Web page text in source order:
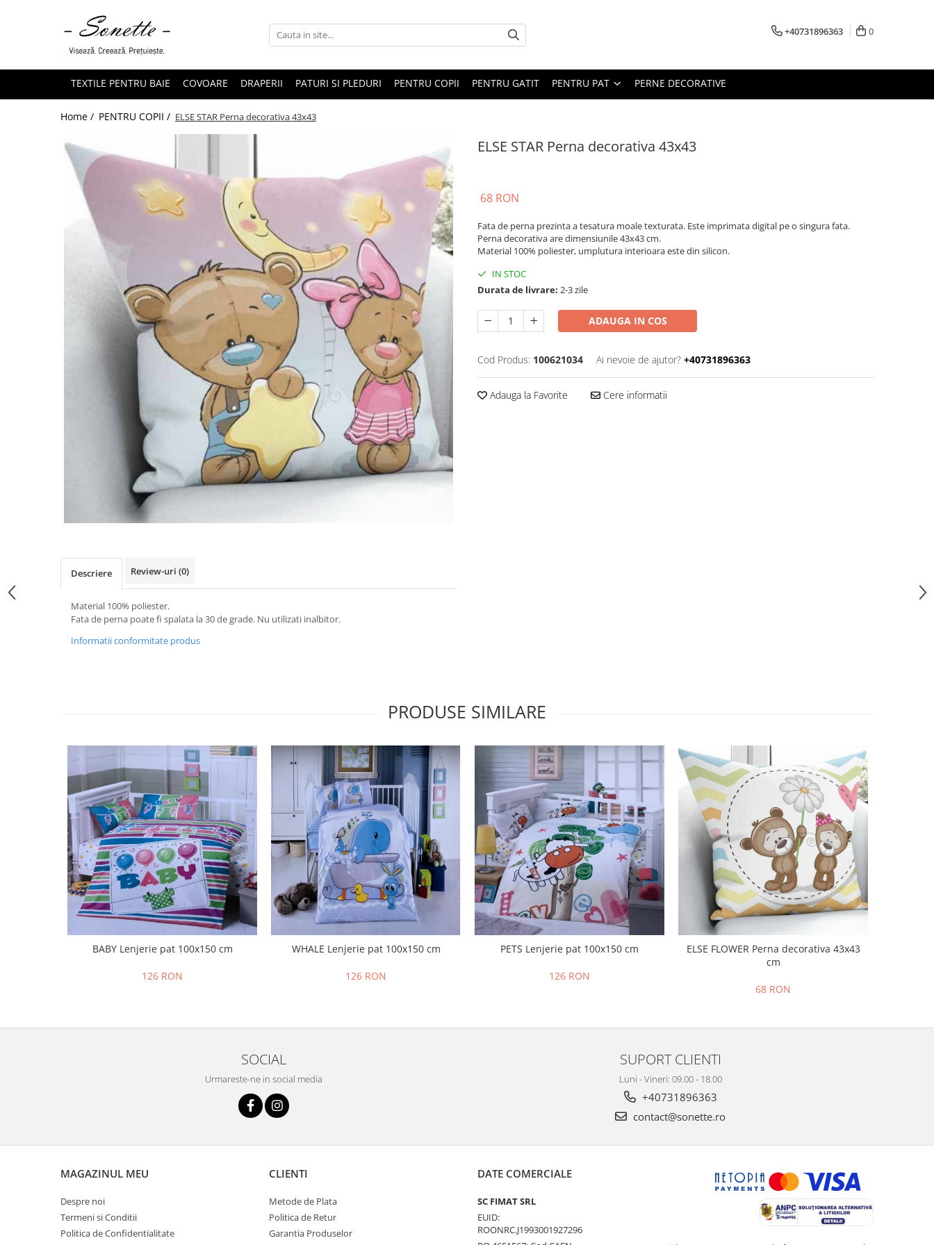
PENTRU PAT
LENJERII DE PAT CU PATURA
LENJERII DE PAT CU PILOTA SI
+40731896363 0
TEXTILE PENTRU BAIE COVOARE DRAPERII PATURI SI PLEDURI PENTRU COPII PENTRU GATIT PENTRU PAT PERNE DECORATIVE
Home / PENTRU COPII / ELSE STAR Perna decorativa 43x43
ELSE STAR Perna decorativa 43x43
68 RON
Fata de perna prezinta a tesatura moale texturata. Este imprimata digital pe o singura fata.
Perna decorativa are dimensiunile 43x43 cm.
Material 100% poliester, umplutura interioara este din silicon.
IN STOC
Durata de livrare: 2-3 zile
ADAUGA IN COS
Cod Produs: 100621034 Ai nevoie de ajutor? +40731896363
Adauga la Favorite Cere informatii
Descriere Review-uri (0)
Material 100% poliester.
Fata de perna poate fi spalata la 30 de grade. Nu utilizati inalbitor.
Informatii conformitate produs
PRODUSE SIMILARE
BABY Lenjerie pat 100x150 cm
126 RON
WHALE Lenjerie pat 100x150 cm
126 RON
PETS Lenjerie pat 100x150 cm
126 RON
ELSE FLOWER Perna decorativa 43x43
cm
68 RON
SOCIAL
Urmareste-ne in social media
SUPORT CLIENTI
Luni - Vineri: 09.00 - 18.00
+40731896363
contact@sonette.ro
MAGAZINUL MEU
Despre noi
Termeni si Conditii
Politica de Confidentialitate
CLIENTI
Metode de Plata
Politica de Retur
Garantia Produselor
DATE COMERCIALE
SC FIMAT SRL
EUID:
ROONRC.J1993001927296